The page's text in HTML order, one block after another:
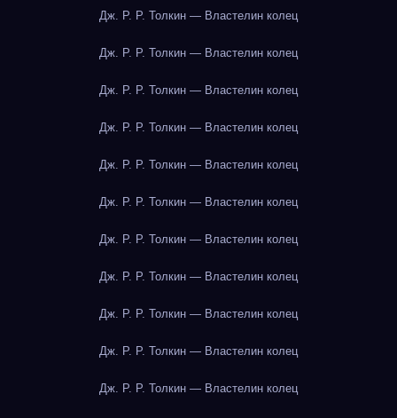
Дж. Р. Р. Толкин — Властелин колец
Дж. Р. Р. Толкин — Властелин колец
Дж. Р. Р. Толкин — Властелин колец
Дж. Р. Р. Толкин — Властелин колец
Дж. Р. Р. Толкин — Властелин колец
Дж. Р. Р. Толкин — Властелин колец
Дж. Р. Р. Толкин — Властелин колец
Дж. Р. Р. Толкин — Властелин колец
Дж. Р. Р. Толкин — Властелин колец
Дж. Р. Р. Толкин — Властелин колец
Дж. Р. Р. Толкин — Властелин колец